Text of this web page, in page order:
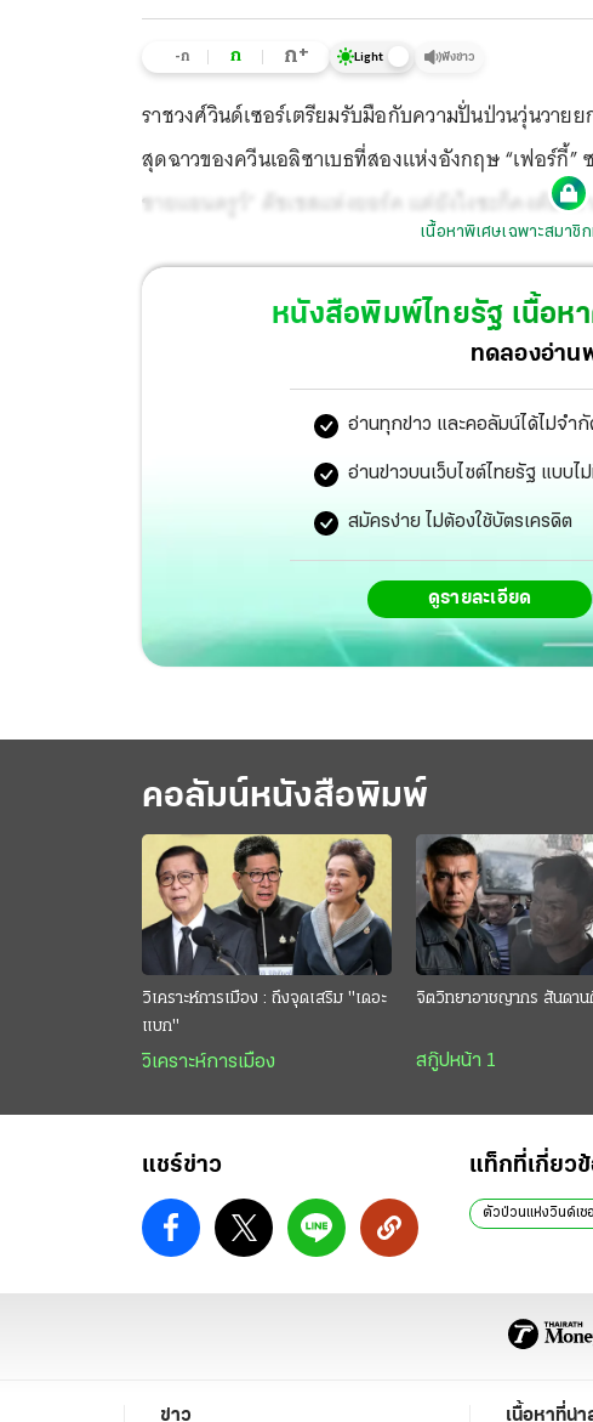
-ก ก ก+ Light ฟังข่าว
ราชวงศ์วินด์เซอร์เตรียมรับมือกับความปั่นป่วนวุ่นวาย
สุดฉาวของควีนเอลิซาเบธที่สองแห่งอังกฤษ “เฟอร์กี้
ชายแอนดรูว์” ดัชเชสแห่งยอร์ค แต่ยังไงซะก็คงต้องฝ่
ค่อยปลื้มความบ้าบิ่นของ “เฟอร์กี้” มาแต่ไหนแต่ไร
เนื้อหาพิเศษเฉพาะสมาชิ
หนังสือพิมพ์ไทยรัฐ เนื้อห
ทดลองอ่าน
อ่านทุกข่าว และคอลัมน์ได้ไม่จำกั
อ่านข่าวบนเว็บไซต์ไทยรัฐ แบบ
สมัครง่าย ไม่ต้องใช้บัตรเครดิต
ดูรายละเอียด
คอลัมน์หนังสือพิมพ์
วิเคราะห์การเมือง : ถึงจุดเสริม "เดอะ
แบก"
วิเคราะห์การเมือง
จิตวิทยาอาชญากร สันดา
สกู๊ปหน้า 1
แชร์ข่าว แท็กที่เกี่ยว
ตัวป่วนแห่งวินด์เซ
ข่าว เนื้อหาที่น่า